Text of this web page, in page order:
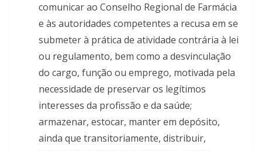
comunicar ao Conselho Regional de Farmácia
e às autoridades competentes a recusa em se
submeter à prática de atividade contrária à lei
ou regulamento, bem como a desvinculação
do cargo, função ou emprego, motivada pela
necessidade de preservar os legítimos
interesses da profissão e da saúde;
armazenar, estocar, manter em depósito,
ainda que transitoriamente, distribuir,